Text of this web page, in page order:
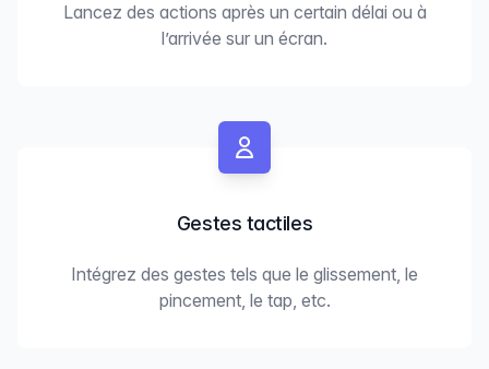
Lancez des actions après un certain délai ou à
l’arrivée sur un écran.
Gestes tactiles
Intégrez des gestes tels que le glissement, le
pincement, le tap, etc.